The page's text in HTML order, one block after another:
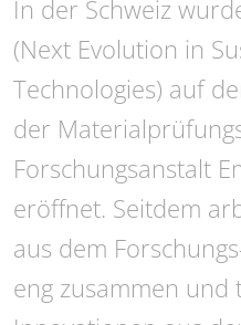
In der Schweiz
(Next Evolution in
Technologies) auf
der
Forschungsanstalt
eröffnet. Seitdem
aus dem
eng zusammen